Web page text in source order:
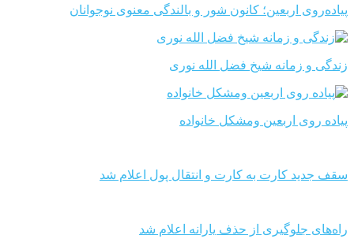
پیاده‌روی اربعین؛ کانون شور و بالندگی معنوی نوجوانان
زندگی و زمانه شیخ فضل الله نوری
پیاده روی اربعین ومشکل خانواده
سقف جدید کارت به کارت و انتقال پول اعلام شد
راه‌های جلوگیری از حذف یارانه اعلام شد